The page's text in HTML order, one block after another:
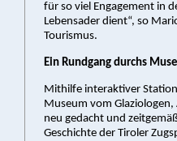
für so viel Engagement in
Lebensader dient“, so
Tourismus.
Ein Rundgang durchs
Mithilfe interaktiver
Museum vom
neu gedacht und
Geschichte der Tiroler